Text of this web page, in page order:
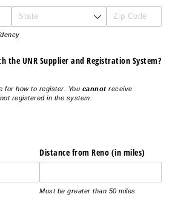
the UNR Supplier and Registration System?
for how to register. You cannotreceive
registered in the system.
Distance from Reno (in miles)
Must be greater than 50 miles